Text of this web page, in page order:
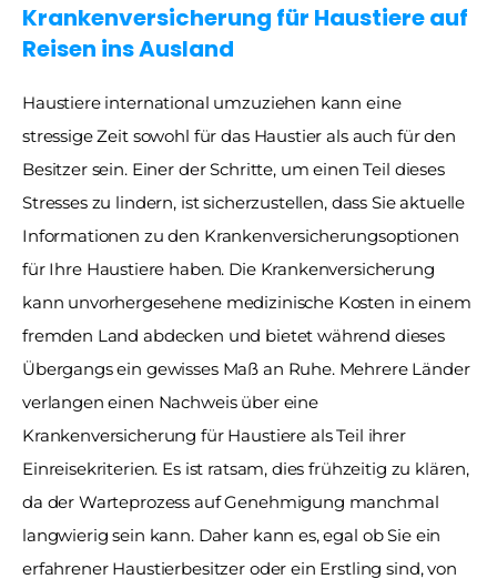
Krankenversicherung für Haustiere auf
Reisen ins Ausland
Haustiere international umzuziehen kann eine
stressige Zeit sowohl für das Haustier als auch für den
Besitzer sein. Einer der Schritte, um einen Teil dieses
Stresses zu lindern, ist sicherzustellen, dass Sie aktuelle
Informationen zu den Krankenversicherungsoptionen
für Ihre Haustiere haben. Die Krankenversicherung
kann unvorhergesehene medizinische Kosten in einem
fremden Land abdecken und bietet während dieses
Übergangs ein gewisses Maß an Ruhe. Mehrere Länder
verlangen einen Nachweis über eine
Krankenversicherung für Haustiere als Teil ihrer
Einreisekriterien. Es ist ratsam, dies frühzeitig zu klären,
da der Warteprozess auf Genehmigung manchmal
langwierig sein kann. Daher kann es, egal ob Sie ein
erfahrener Haustierbesitzer oder ein Erstling sind, von